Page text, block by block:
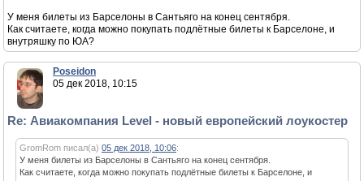
У меня билеты из Барселоны в Сантьяго на конец сентября.
Как считаете, когда можно покупать подлётные билеты к Барселоне, и
внутряшку по ЮА?
Poseidon
05 дек 2018, 10:15
Re: Авиакомпания Level - новый европейский лоукостер
GromRom писал(а) 05 дек 2018, 10:06:
У меня билеты из Барселоны в Сантьяго на конец сентября.
Как считаете, когда можно покупать подлётные билеты к Барселоне, и